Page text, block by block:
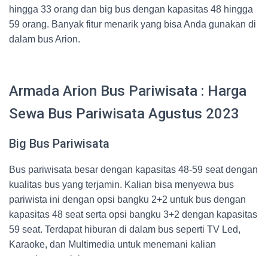
hingga 33 orang dan big bus dengan kapasitas 48 hingga
59 orang. Banyak fitur menarik yang bisa Anda gunakan di
dalam bus Arion.
Armada Arion Bus Pariwisata : Harga
Sewa Bus Pariwisata Agustus 2023
Big Bus Pariwisata
Bus pariwisata besar dengan kapasitas 48-59 seat dengan
kualitas bus yang terjamin. Kalian bisa menyewa bus
pariwista ini dengan opsi bangku 2+2 untuk bus dengan
kapasitas 48 seat serta opsi bangku 3+2 dengan kapasitas
59 seat. Terdapat hiburan di dalam bus seperti TV Led,
Karaoke, dan Multimedia untuk menemani kalian